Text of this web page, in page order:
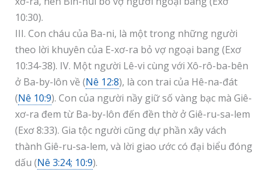
10:30).
III. Con cháu của Ba-ni, là một trong những người
theo lời khuyên của E-xơ-ra bỏ vợ ngoại bang (Exơ
10:34-38). IV. Một người Lê-vi cùng với Xô-rô-ba-bên
ở Ba-by-lôn về (Nê 12:8), là con trai của Hê-na-đát
(Nê 10:9). Con của người nầy giữ số vàng bạc mà Giê-
xơ-ra đem từ Ba-by-lôn đến đền thờ ở Giê-ru-sa-lem
(Exơ 8:33). Gia tộc người cũng dự phần xây vách
thành Giê-ru-sa-lem, và lời giao ước có đại biểu đóng
dấu (Nê 3:24; 10:9).